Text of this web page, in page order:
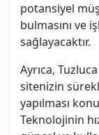
potansiyel
bulmasını ve
sağlayacaktır.
Ayrıca,
sitenizin
yapılması
Teknolojinin